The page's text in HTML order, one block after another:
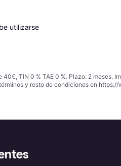
utilizarse
TIN 0 % TAE 0 %. Plazo: 2 meses.
y resto de condiciones en https://